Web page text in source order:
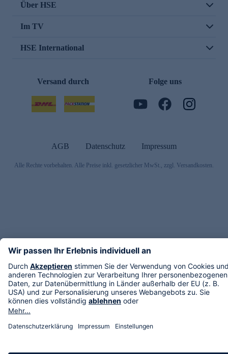
Über HSE
Im TV
HSE International
Versand durch Folge uns
AGB Datenschutz Impressum
Alle Rechte vorbehalten. Alle Preise inkl. gesetzlicher MwSt., zzgl. Versandkosten.